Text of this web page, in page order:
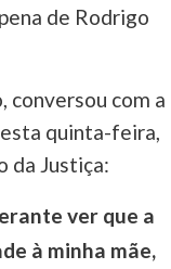
de Rodrigo
conversou com a
quinta-feira,
da Justiça:
ver que a
à minha mãe,